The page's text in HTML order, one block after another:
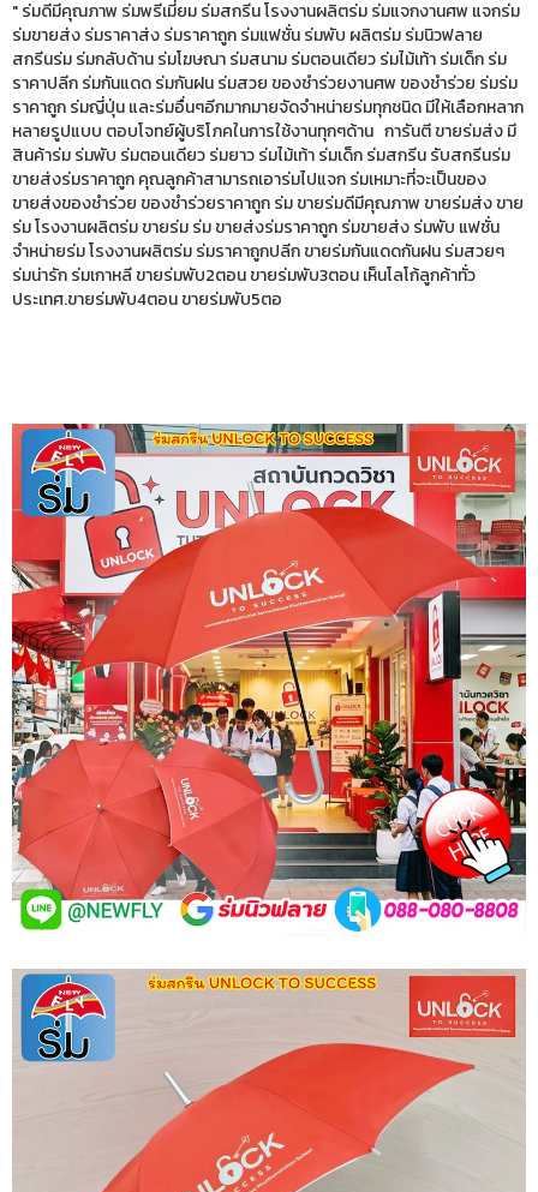
" ร่มดีมีคุณภาพ ร่มพรีเมี่ยม ร่มสกรีน โรงงานผลิตร่ม ร่มแจกงานศพ แจกร่ม
ร่มขายส่ง ร่มราคาส่ง ร่มราคาถูก ร่มแฟชั่น ร่มพับ ผลิตร่ม ร่มนิวฟลาย
สกรีนร่ม ร่มกลับด้าน ร่มโฆษณา ร่มสนาม ร่มตอนเดียว ร่มไม้เท้า ร่มเด็ก ร่ม
ราคาปลีก ร่มกันแดด ร่มกันฝน ร่มสวย ของชำร่วยงานศพ ของชำร่วย ร่มร่ม
ราคาถูก ร่มญี่ปุ่น และร่มอื่นๆอีกมากมายจัดจำหน่ายร่มทุกชนิด มีให้เลือกหลาก
หลายรูปแบบ ตอบโจทย์ผู้บริโภคในการใช้งานทุกๆด้าน การันตี ขายร่มส่ง มี
สินค้าร่ม ร่มพับ ร่มตอนเดียว ร่มยาว ร่มไม้เท้า ร่มเด็ก ร่มสกรีน รับสกรีนร่ม
ขายส่งร่มราคาถูก คุณลูกค้าสามารถเอาร่มไปแจก ร่มเหมาะที่จะเป็นของ
ขายส่งของชำร่วย ของชำร่วยราคาถูก ร่ม ขายร่มดีมีคุณภาพ ขายร่มส่ง ขาย
ร่ม โรงงานผลิตร่ม ขายร่ม ร่ม ขายส่งร่มราคาถูก ร่มขายส่ง ร่มพับ แฟชั่น
จำหน่ายร่ม โรงงานผลิตร่ม ร่มราคาถูกปลีก ขายร่มกันแดดกันฝน ร่มสวยๆ
ร่มน่ารัก ร่มเกาหลี ขายร่มพับ2ตอน ขายร่มพับ3ตอน เห็นโลโก้ลูกค้าทั่ว
ประเทศ.ขายร่มพับ4ตอน ขายร่มพับ5ตอ